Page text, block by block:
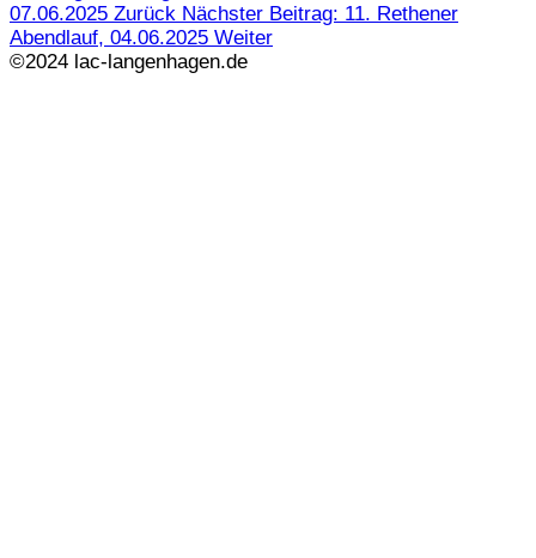
07.06.2025 Zurück Nächster Beitrag: 11. Rethener
Abendlauf, 04.06.2025 Weiter
©2024 lac-langenhagen.de